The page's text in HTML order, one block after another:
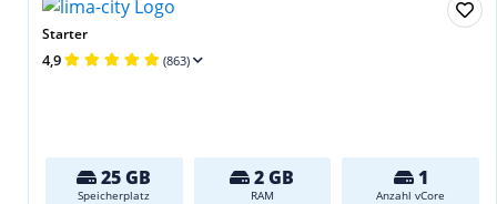
Starter
4,9 (863)
25 GB
Speicherplatz
2 GB
RAM
1
Anzahl vCore